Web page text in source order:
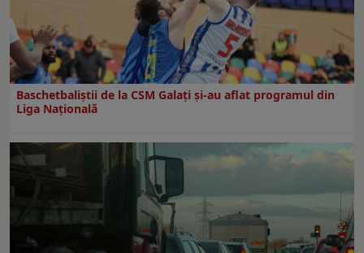
Baschetbaliștii de la CSM Galați și-au aflat programul din
Liga Națională